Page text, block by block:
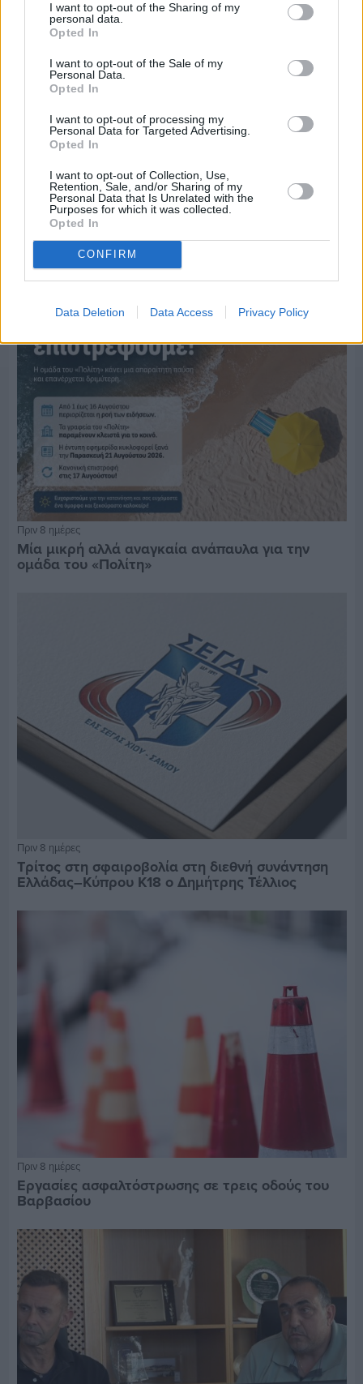
I want to opt-out of the Sharing of my
personal data.
Opted In
I want to opt-out of the Sale of my
Personal Data.
Opted In
I want to opt-out of processing my
Personal Data for Targeted Advertising.
Opted In
I want to opt-out of Collection, Use,
Retention, Sale, and/or Sharing of my
Personal Data that Is Unrelated with the
Purposes for which it was collected.
Opted In
CONFIRM
Data Deletion Data Access Privacy Policy
Πριν 5 ημέρες
Ο καιρός στη Χίο, σήμερα 3 Αυγούστου 2026
Διαφήμιση
Πριν 8 ημέρες
Μία μικρή αλλά αναγκαία ανάπαυλα για την
ομάδα του «Πολίτη»
Πριν 8 ημέρες
Τρίτος στη σφαιροβολία στη διεθνή συνάντηση
Ελλάδας–Κύπρου Κ18 ο Δημήτρης Τέλλιος
Πριν 8 ημέρες
Εργασίες ασφαλτόστρωσης σε τρεις οδούς του
Βαρβασίου